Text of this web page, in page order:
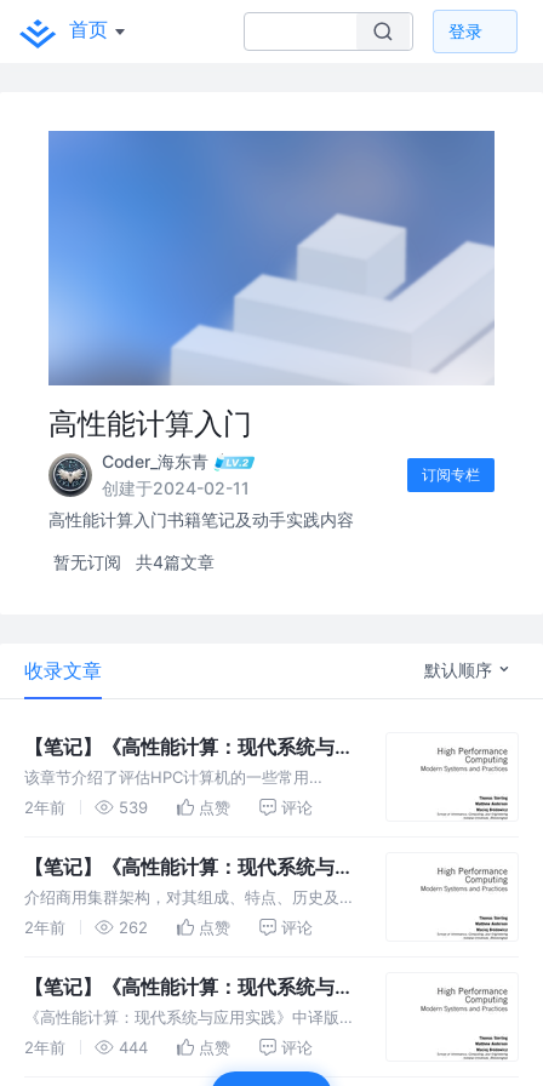
首页 登录
高性能计算入门
Coder_海东青
创建于2024-02-11
订阅专栏
高性能计算入门书籍笔记及动手实践内容
暂无订阅 共4篇文章
收录文章 默认顺序
【笔记】《高性能计算：现代系统与应
用实践》Chapter 04 Benchmarking
该章节介绍了评估HPC计算机的一些常用
Benchmark。本篇笔记只包含各个Benchmark
将在后续实践后记录。
2年前 539 点赞 评论
【笔记】《高性能计算：现代系统与应
用实践》Chapter 03 商用集群
介绍商用集群架构，对其组成、特点、历史及发
展趋势进行了介绍。由于技术更迭，该笔记省略
更为通用的知识内容。
2年前 262 点赞 评论
【笔记】《高性能计算：现代系统与应
用实践》Chapter 01
《高性能计算：现代系统与应用实践》中译版文
字质量不高，句子存在语病，术语翻译杂乱，阅
读体验极差。本笔记利用该书进行内容梳理，并
2年前 444 点赞 评论